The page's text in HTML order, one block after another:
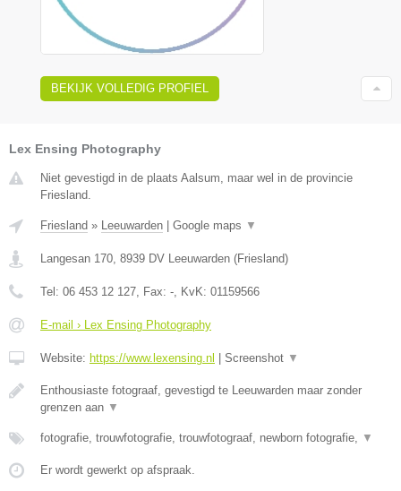
BEKIJK VOLLEDIG PROFIEL
Lex Ensing Photography
Niet gevestigd in de plaats Aalsum, maar wel in de provincie
Friesland.
Friesland » Leeuwarden | Google maps ▼
Langesan 170 8939 DV Leeuwarden (Friesland)
Tel: 06 453 12 127 , Fax: - , KvK: 01159566
E-mail › Lex Ensing Photography
Website: https://www.lexensing.nl | Screenshot ▼
Enthousiaste fotograaf, gevestigd te Leeuwarden maar zonder
grenzen aan ▼
fotografie, trouwfotografie, trouwfotograaf, newborn fotografie, ▼
Er wordt gewerkt op afspraak.